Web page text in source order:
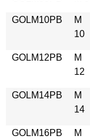
GOLM10PB
M
10
GOLM12PB
M
12
GOLM14PB
M
14
GOLM16PB
M